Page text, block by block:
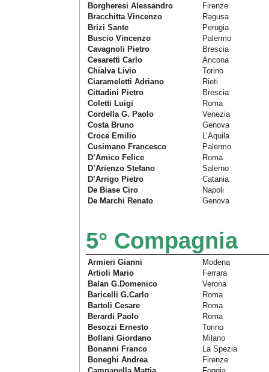
Borgheresi Alessandro
Firenze
Bracchitta Vincenzo
Ragusa
Brizi Sante
Perugia
Buscio Vincenzo
Palermo
Cavagnoli Pietro
Brescia
Cesaretti Carlo
Ancona
Chialva Livio
Torino
Ciarameletti Adriano
Rieti
Cittadini Pietro
Brescia
Coletti Luigi
Roma
Cordella G. Paolo
Venezia
Costa Bruno
Genova
Croce Emilio
L’Aquila
Cusimano Francesco
Palermo
D’Amico Felice
Roma
D’Arienzo Stefano
Salerno
D’Arrigo Pietro
Catania
De Biase Ciro
Napoli
De Marchi Renato
Genova
5° Compagnia
Armieri Gianni
Modena
Artioli Mario
Ferrara
Balan G.Domenico
Verona
Baricelli G.Carlo
Roma
Bartoli Cesare
Roma
Berardi Paolo
Roma
Besozzi Ernesto
Torino
Bollani Giordano
Milano
Bonanni Franco
La Spezia
Boneghi Andrea
Firenze